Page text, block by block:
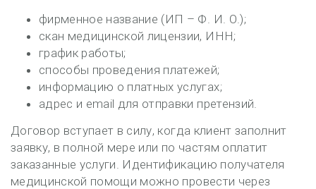
фирменное название (ИП – Ф. И. О.);
скан медицинской лицензии, ИНН;
график работы;
способы проведения платежей;
информацию о платных услугах;
адрес и email для отправки претензий.
Договор вступает в силу, когда клиент заполнит
заявку, в полной мере или по частям оплатит
заказанные услуги. Идентификацию получателя
медицинской помощи можно провести через